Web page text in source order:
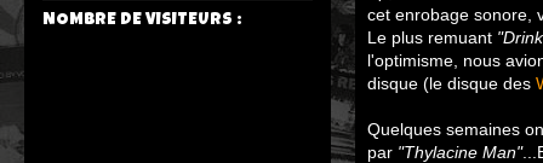
cet enrobage sonore,
Le plus remuant
l'optimisme, nous
disque (le disque des
Quelques semaines
par "Thylacine Man"
NOMBRE DE VISITEURS :